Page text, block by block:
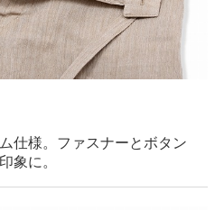
仕様。ファスナーとボタン
象に。